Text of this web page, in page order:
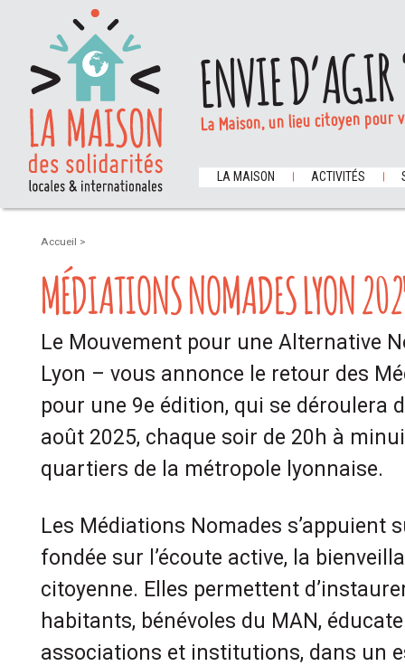
ENVIE
La Maison, un lieu citoyen
LA MAISON ACTIVITÉS
Accueil >
MÉDIATIONS NOMADES LYON
Le Mouvement pour une Alternative
Lyon – vous annonce le retour des
pour une 9e édition, qui se déroulera
août 2025, chaque soir de 20h à
quartiers de la métropole lyonnaise.
Les Médiations Nomades s’appuient
fondée sur l’écoute active, la
citoyenne. Elles permettent
habitants, bénévoles du MAN,
associations et institutions, dans un